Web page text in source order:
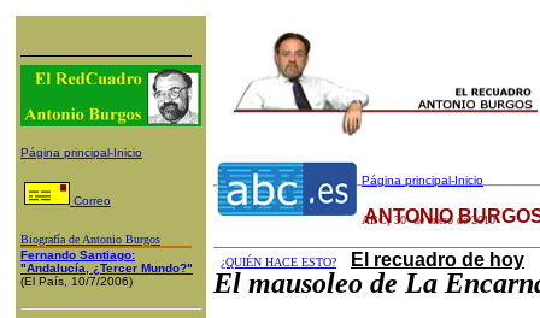
Página principal-Inicio
Correo
Biografía de Antonio Burgos
Fernando Santiago:
"Andalucía, ¿Tercer Mundo?"
(El País, 10/7/2006)
Página principal-Inicio
ABC, 30de enero de 2010
¿QUIÉN HACE ESTO? El recuadro de hoy
ANTONIO
El mausoleo de La